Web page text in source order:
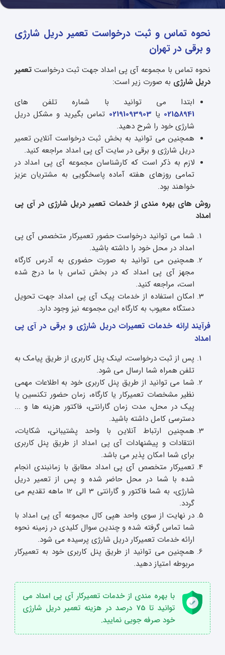
نحوه تماس و ثبت درخواست تعمیر دریل شارژی
و برقی در تهران
نحوه تماس با مجموعه آی پی امداد جهت ثبت درخواستتعمیر
دریل شارژی به صورت زیر است:
ابتدا می توانید با شماره تلفن های
02158941 یا 02191093903 تماس بگیرید و مشکل دریل
شارژی خود را شرح دهید.
همچنین می توانید به بخش ثبت درخواست آنلاین تعمیر
دریل شارژی و برقی در سایت آی پی امداد مراجعه کنید.
لازم به ذکر است که کارشناسان مجموعه آی پی امداد در
تمامی روزهای هفته آماده پاسخگویی به مشتریان عزیز
خواهند بود.
روش های بهره مندی از خدمات تعمیر دریل شارژی در آی پی
امداد
شما می توانید درخواست حضور تعمیرکار متخصص آی پی
امداد در محل خود را داشته باشید.
همچنین می توانید به صورت حضوری به آدرس کارگاه
مجهز آی پی امداد که در بخش تماس با ما درج شده
است، مراجعه کنید.
امکان استفاده از خدمات پیک آی پی امداد جهت تحویل
دستگاه معیوب به کارگاه این مجموعه نیز وجود دارد.
فرآیند ارائه خدمات تعمیرات دریل شارژی و برقی در آی پی
امداد
پس از ثبت درخواست، لینک پنل کاربری از طریق پیامک به
تلفن همراه شما ارسال می شود.
شما می توانید از طریق پنل کاربری خود به اطلاعات مهمی
نظیر مشخصات تعمیرکار یا کارگاه، زمان حضور تکنسین یا
پیک در محل، مدت زمان گارانتی، فاکتور هزینه ها و ...
دسترسی کامل داشته باشید.
همچنین ارتباط آنلاین با واحد پشتیبانی، شکایات،
انتقادات و پیشنهادات آی پی امداد از طریق پنل کاربری
برای شما امکان پذیر می باشد.
تعمیرکار متخصص آی پی امداد مطابق با زمانبندی انجام
شده با شما در محل حاضر شده و پس از تعمیر دریل
شارژی، به شما فاکتور و گارانتی 3 الی 12 ماهه تقدیم می
گردد.
در نهایت از سوی واحد هپی کال مجموعه آی پی امداد با
شما تماس گرفته شده و چندین سوال کلیدی در زمینه نحوه
ارائه خدمات تعمیرکار دریل شارژی پرسیده می شود.
همچنین می توانید از طریق پنل کاربری خود به تعمیرکار
مربوطه امتیاز دهید.
با بهره مندی از خدمات تعمیرکار آی پی امداد می
توانید تا 75 درصد در هزینه تعمیر دریل شارژی
خود صرفه جویی نمایید.